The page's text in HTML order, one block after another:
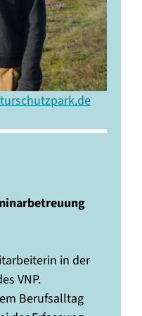
in der
VNP.
Berufsalltag